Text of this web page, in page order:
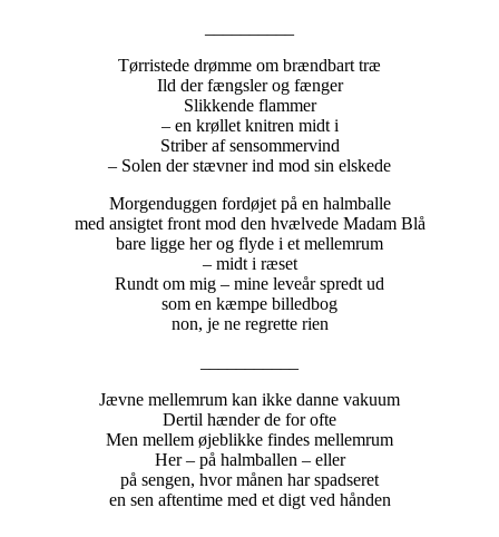
Tørristede drømme om brændbart træ
Ild der fængsler og fænger
Slikkende flammer
– en krøllet knitren midt i
Striber af sensommervind
– Solen der stævner ind mod sin elskede
Morgenduggen fordøjet på en halmballe
med ansigtet front mod den hvælvede Madam Blå
bare ligge her og flyde i et mellemrum
– midt i ræset
Rundt om mig – mine leveår spredt ud
som en kæmpe billedbog
non, je ne regrette rien
Jævne mellemrum kan ikke danne vakuum
Dertil hænder de for ofte
Men mellem øjeblikke findes mellemrum
Her – på halmballen – eller
på sengen, hvor månen har spadseret
en sen aftentime med et digt ved hånden